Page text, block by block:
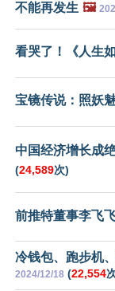
不能再发生 🖼️
看哭了！《人生如
宝镜传说：照妖
中国经济增长成
(24,589次)
前推特董事李飞
冷钱包、跑步机
2024/12/18 (22,554